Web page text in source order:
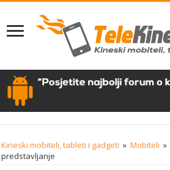
Kineski mobiteli, tableti i gadgeti » Mobiteli »
predstavljanje